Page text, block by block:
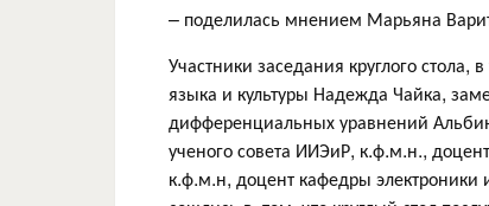
– поделилась мнением Марьяна
Участники заседания круглого стола,
языка и культуры Надежда Чайка,
дифференциальных уравнений
ученого совета ИИЭиР, к.ф.м.н.,
к.ф.м.н, доцент кафедры